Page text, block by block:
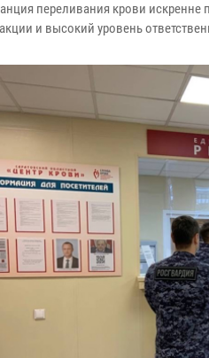
переливания крови
и высокий уровень